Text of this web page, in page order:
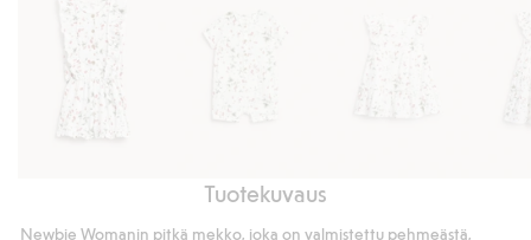
Kudottu
Kudottu
Tuotekuvaus
Newbie Womanin pitkä mekko, joka on valmistettu pehmeästä,